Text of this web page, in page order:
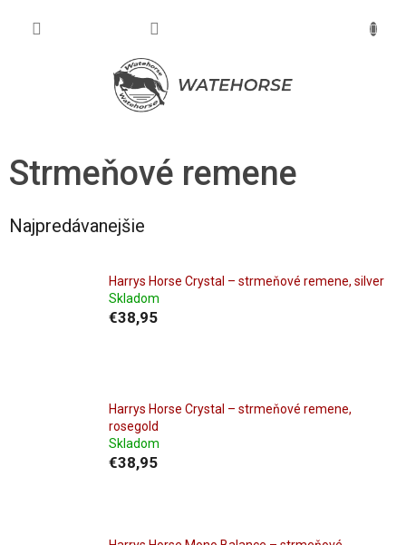
Strmeňové remene
Najpredávanejšie
Harrys Horse Crystal – strmeňové remene, silver
Skladom
€38,95
Harrys Horse Crystal – strmeňové remene,
rosegold
Skladom
€38,95